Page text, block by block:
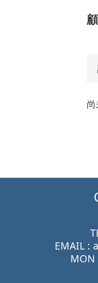
EMAIL :
MON